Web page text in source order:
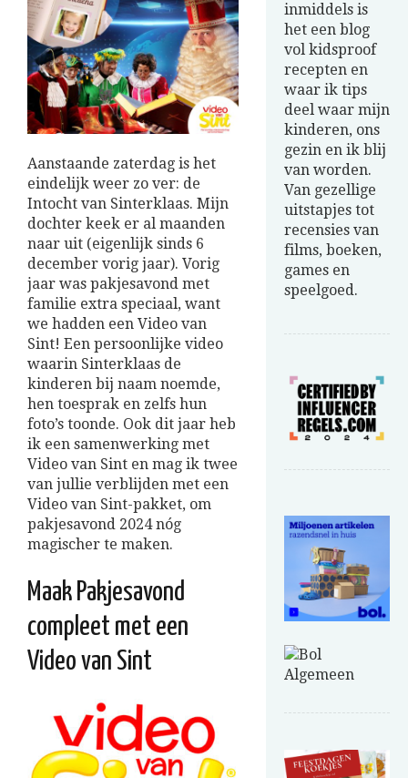
Aanstaande zaterdag is het
eindelijk weer zo ver: de
Intocht van Sinterklaas. Mijn
dochter keek er al maanden
naar uit (eigenlijk sinds 6
december vorig jaar). Vorig
jaar was pakjesavond met
familie extra speciaal, want
we hadden een Video van
Sint! Een persoonlijke video
waarin Sinterklaas de
kinderen bij naam noemde,
hen toesprak en zelfs hun
foto’s toonde. Ook dit jaar heb
ik een samenwerking met
Video van Sint en mag ik twee
van jullie verblijden met een
Video van Sint-pakket, om
pakjesavond 2024 nóg
magischer te maken.
Maak Pakjesavond
compleet met een
Video van Sint
inmiddels is
het een blog
vol kidsproof
recepten en
waar ik tips
deel waar mijn
kinderen, ons
gezin en ik blij
van worden.
Van gezellige
uitstapjes tot
recensies van
films, boeken,
games en
speelgoed.